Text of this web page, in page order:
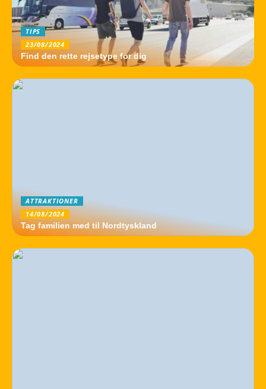
TIPS
23/08/2024
Find den rette rejsetype for dig
ATTRAKTIONER
14/08/2024
Tag familien med til Nordtyskland